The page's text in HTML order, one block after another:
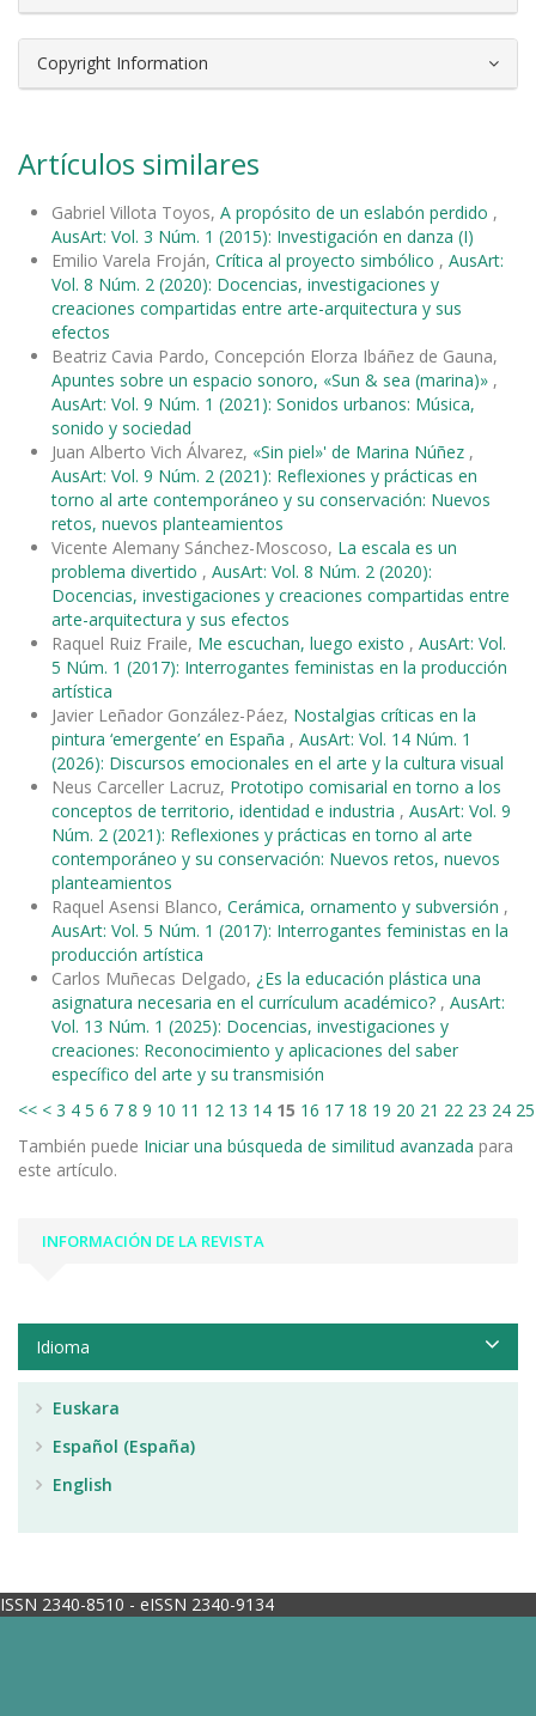
Copyright Information
Artículos similares
Gabriel Villota Toyos, A propósito de un eslabón perdido ,
AusArt: Vol. 3 Núm. 1 (2015): Investigación en danza (I)
Emilio Varela Froján, Crítica al proyecto simbólico , AusArt:
Vol. 8 Núm. 2 (2020): Docencias, investigaciones y
creaciones compartidas entre arte-arquitectura y sus
efectos
Beatriz Cavia Pardo, Concepción Elorza Ibáñez de Gauna,
Apuntes sobre un espacio sonoro, «Sun & sea (marina)» ,
AusArt: Vol. 9 Núm. 1 (2021): Sonidos urbanos: Música,
sonido y sociedad
Juan Alberto Vich Álvarez, «Sin piel»' de Marina Núñez ,
AusArt: Vol. 9 Núm. 2 (2021): Reflexiones y prácticas en
torno al arte contemporáneo y su conservación: Nuevos
retos, nuevos planteamientos
Vicente Alemany Sánchez-Moscoso, La escala es un
problema divertido , AusArt: Vol. 8 Núm. 2 (2020):
Docencias, investigaciones y creaciones compartidas entre
arte-arquitectura y sus efectos
Raquel Ruiz Fraile, Me escuchan, luego existo , AusArt: Vol.
5 Núm. 1 (2017): Interrogantes feministas en la producción
artística
Javier Leñador González-Páez, Nostalgias críticas en la
pintura ‘emergente’ en España , AusArt: Vol. 14 Núm. 1
(2026): Discursos emocionales en el arte y la cultura visual
Neus Carceller Lacruz, Prototipo comisarial en torno a los
conceptos de territorio, identidad e industria , AusArt: Vol. 9
Núm. 2 (2021): Reflexiones y prácticas en torno al arte
contemporáneo y su conservación: Nuevos retos, nuevos
planteamientos
Raquel Asensi Blanco, Cerámica, ornamento y subversión ,
AusArt: Vol. 5 Núm. 1 (2017): Interrogantes feministas en la
producción artística
Carlos Muñecas Delgado, ¿Es la educación plástica una
asignatura necesaria en el currículum académico? , AusArt:
Vol. 13 Núm. 1 (2025): Docencias, investigaciones y
creaciones: Reconocimiento y aplicaciones del saber
específico del arte y su transmisión
<< < 3 4 5 6 7 8 9 10 11 12 13 14 15 16 17 18 19 20 21 22 23 24 25
También puede Iniciar una búsqueda de similitud avanzada para
este artículo.
INFORMACIÓN DE LA REVISTA
Idioma
Euskara
Español (España)
English
ISSN 2340-8510 - eISSN 2340-9134